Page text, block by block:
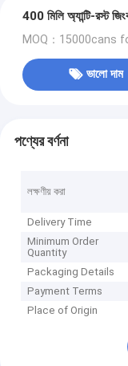
400 মিলি অ্যান্টি-রস্ট
MOQ：15000cans
ভালো দাম
পণ্যের বর্ণনা
লক্ষণীয় করা
Delivery Time
Minimum Order
Quantity
Packaging Details
Payment Terms
Place of Origin